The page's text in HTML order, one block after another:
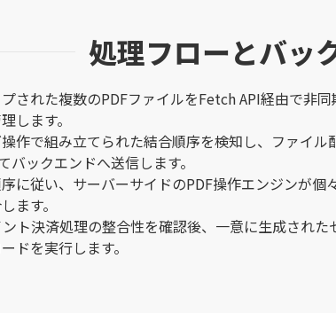
処理フローとバッ
された複数のPDFファイルをFetch API経由で非
します。
作で組み立てられた結合順序を検知し、ファイ
バックエンドへ送信します。
に従い、サーバーサイドのPDF操作エンジンが
ます。
ト決済処理の整合性を確認後、一意に生成され
ドを実行します。